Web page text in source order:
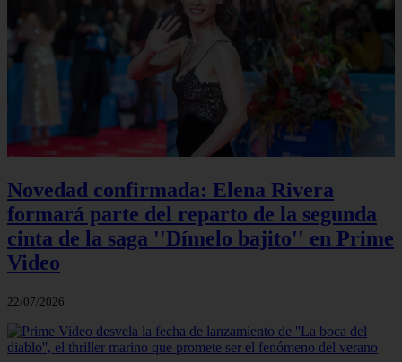
Novedad confirmada: Elena Rivera
formará parte del reparto de la segunda
cinta de la saga ''Dímelo bajito'' en Prime
Video
22/07/2026